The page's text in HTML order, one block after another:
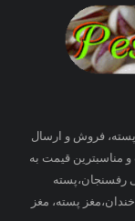
فروش و ارسال
و مناسبترین قیمت به
رفسنجان،پسته
پسته، مغز